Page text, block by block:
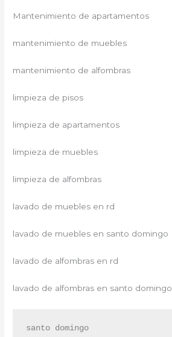
Mantenimiento de apartamentos
mantenimiento de muebles
mantenimiento de alfombras
limpieza de pisos
limpieza de apartamentos
limpieza de muebles
limpieza de alfombras
lavado de muebles en rd
lavado de muebles en santo domingo
lavado de alfombras en rd
lavado de alfombras en santo domingo
santo domingo